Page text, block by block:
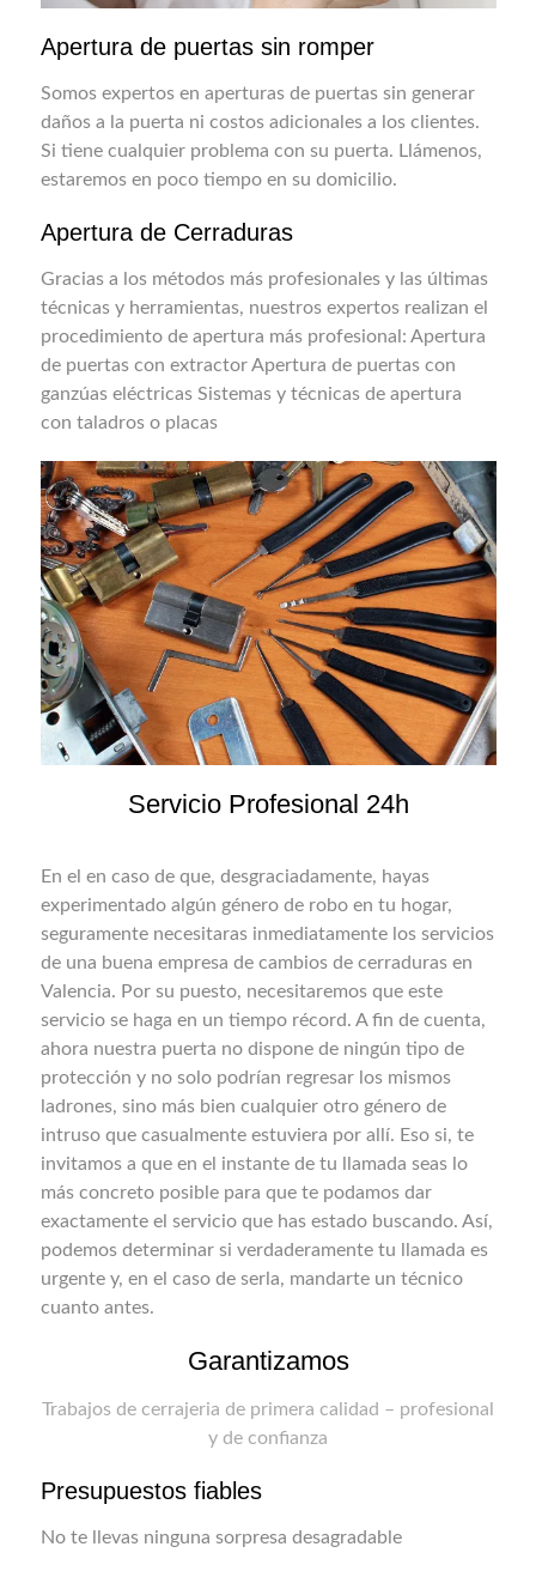
Apertura de puertas sin romper
Somos expertos en aperturas de puertas sin generar
daños a la puerta ni costos adicionales a los clientes.
Si tiene cualquier problema con su puerta. Llámenos,
estaremos en poco tiempo en su domicilio.
Apertura de Cerraduras
Gracias a los métodos más profesionales y las últimas
técnicas y herramientas, nuestros expertos realizan el
procedimiento de apertura más profesional: Apertura
de puertas con extractor Apertura de puertas con
ganzúas eléctricas Sistemas y técnicas de apertura
con taladros o placas
Servicio Profesional 24h
En el en caso de que, desgraciadamente, hayas
experimentado algún género de robo en tu hogar,
seguramente necesitaras inmediatamente los servicios
de una buena empresa de cambios de cerraduras en
Valencia. Por su puesto, necesitaremos que este
servicio se haga en un tiempo récord. A fin de cuenta,
ahora nuestra puerta no dispone de ningún tipo de
protección y no solo podrían regresar los mismos
ladrones, sino más bien cualquier otro género de
intruso que casualmente estuviera por allí. Eso si, te
invitamos a que en el instante de tu llamada seas lo
más concreto posible para que te podamos dar
exactamente el servicio que has estado buscando. Así,
podemos determinar si verdaderamente tu llamada es
urgente y, en el caso de serla, mandarte un técnico
cuanto antes.
Garantizamos
Trabajos de cerrajeria de primera calidad – profesional
y de confianza
Presupuestos fiables
No te llevas ninguna sorpresa desagradable